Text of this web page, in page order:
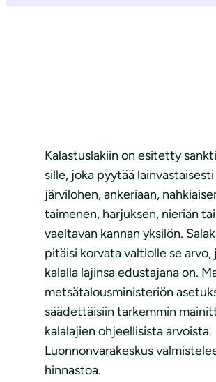
Kalastuslakiin on esitetty
sille, joka pyytää
järvilohen, ankeriaan,
taimenen, harjuksen, nieriän
vaeltavan kannan yksilön.
pitäisi korvata valtiolle se arvo,
kalalla lajinsa edustajana on.
metsätalousministeriön
säädettäisiin tarkemmin
kalalajien ohjeellisista arvoista.
Luonnonvarakeskus
hinnastoa.